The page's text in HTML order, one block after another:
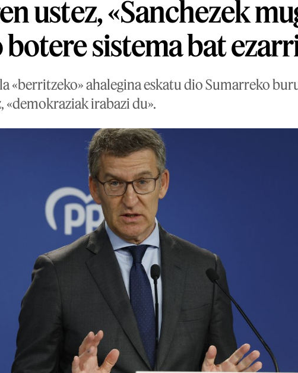
ustez, «Sanchezek
botere sistema bat
«berritzeko» ahalegina eskatu dio Sumarreko
«demokraziak irabazi du».